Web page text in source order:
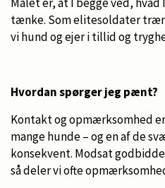
tænke. Som elitesoldater
vi hund og ejer i tillid og
Hvordan spørger jeg pænt?
Kontakt og opmærksomhed
mange hunde – og en af de
konsekvent. Modsat
så deler vi ofte